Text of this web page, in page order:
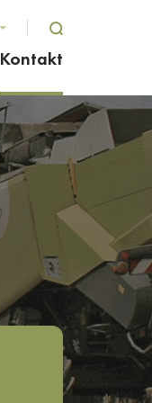
Kontakt